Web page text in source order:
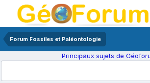
Forum Fossiles et Paléontologie
Principaux sujets de